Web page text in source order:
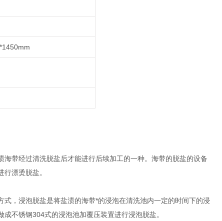
带经过清洗脱盐后才能进行后续加工的一种。海带的脱盐的设备
漂烫脱盐。
，浸泡脱盐是将盐渍的海带*的浸泡在清洗池内一定的时间下的浸
不锈钢304式的浸泡池加覆压装置进行浸泡脱盐。